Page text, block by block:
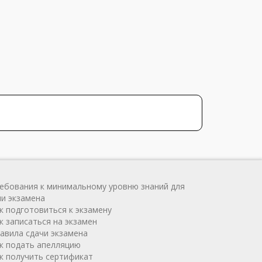
к минимальному уровню знаний для
экзамена
подготовиться к экзамену
записаться на экзамен
сдачи экзамена
подать апелляцию
получить сертификат